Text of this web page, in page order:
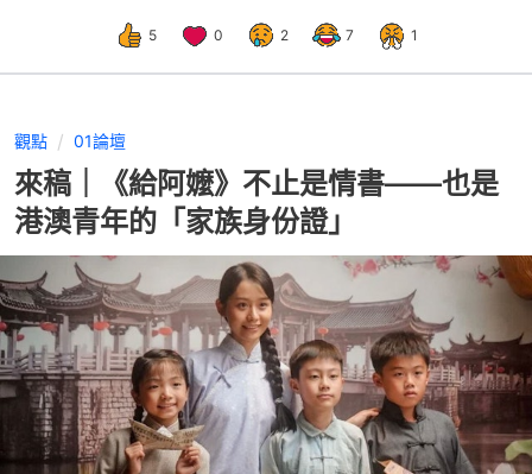
5 0 2 7 1
觀點 01論壇
來稿｜《給阿嬤》不止是情書——也是
港澳青年的「家族身份證」